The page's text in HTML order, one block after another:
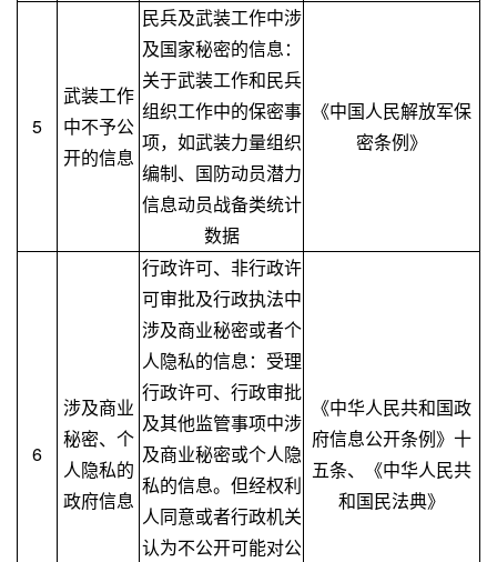
5
武装工作
中不予公
开的信息
民兵及武装工作中涉
及国家秘密的信息：
关于武装工作和民兵
组织工作中的保密事
项，如武装力量组织
编制、国防动员潜力
信息动员战备类统计
数据
《中国人民解放军保
密条例》
6
涉及商业
秘密、个
人隐私的
政府信息
行政许可、非行政许
可审批及行政执法中
涉及商业秘密或者个
人隐私的信息：受理
行政许可、行政审批
及其他监管事项中涉
及商业秘密或个人隐
私的信息。但经权利
人同意或者行政机关
认为不公开可能对公
《中华人民共和国政
府信息公开条例》十
五条、《中华人民共
和国民法典》